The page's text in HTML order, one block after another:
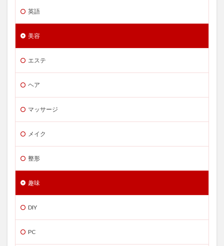
英語
美容
エステ
ヘア
マッサージ
メイク
整形
趣味
DIY
PC